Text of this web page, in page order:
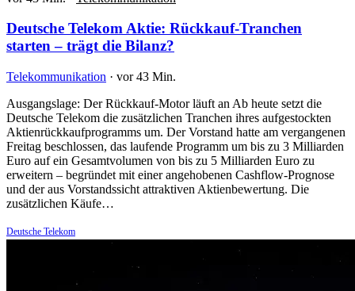
Deutsche Telekom Aktie: Rückkauf-Tranchen
starten – trägt die Bilanz?
Telekommunikation · vor 43 Min.
Ausgangslage: Der Rückkauf-Motor läuft an Ab heute setzt die
Deutsche Telekom die zusätzlichen Tranchen ihres aufgestockten
Aktienrückkaufprogramms um. Der Vorstand hatte am vergangenen
Freitag beschlossen, das laufende Programm um bis zu 3 Milliarden
Euro auf ein Gesamtvolumen von bis zu 5 Milliarden Euro zu
erweitern – begründet mit einer angehobenen Cashflow-Prognose
und der aus Vorstandssicht attraktiven Aktienbewertung. Die
zusätzlichen Käufe…
Deutsche Telekom